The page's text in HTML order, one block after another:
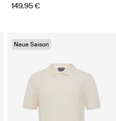
149.95 €
Neue Saison